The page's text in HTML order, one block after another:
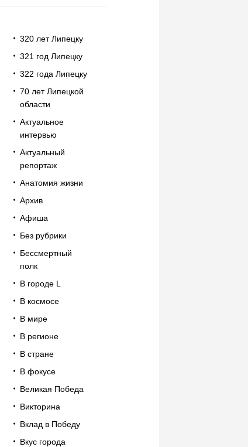
320 лет Липецку
321 год Липецку
322 года Липецку
70 лет Липецкой
области
Актуальное
интервью
Актуальный
репортаж
Анатомия жизни
Архив
Афиша
Без рубрики
Бессмертный
полк
В городе L
В космосе
В мире
В регионе
В стране
В фокусе
Великая Победа
Викторина
Вклад в Победу
Вкус города